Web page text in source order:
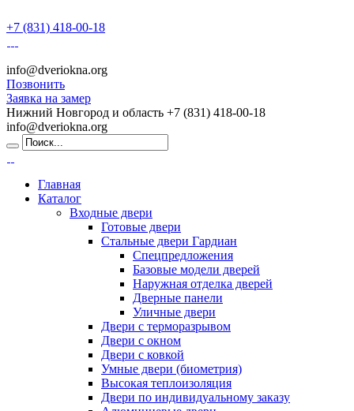
+7 (831) 418-00-18
info@dveriokna.org
Позвонить
Заявка на замер
Нижний Новгород и область +7 (831) 418-00-18
info@dveriokna.org
Главная
Каталог
Входные двери
Готовые двери
Стальные двери Гардиан
Спецпредложения
Базовые модели дверей
Наружная отделка дверей
Дверные панели
Уличные двери
Двери с терморазрывом
Двери с окном
Двери с ковкой
Умные двери (биометрия)
Высокая теплоизоляция
Двери по индивидуальному заказу